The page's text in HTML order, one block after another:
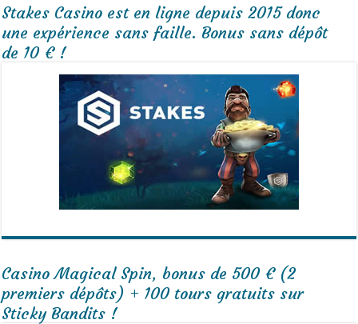
Stakes Casino est en ligne depuis 2015 donc
une expérience sans faille. Bonus sans dépôt
de 10 € !
Casino Magical Spin, bonus de 500 € (2
premiers dépôts) + 100 tours gratuits sur
Sticky Bandits !